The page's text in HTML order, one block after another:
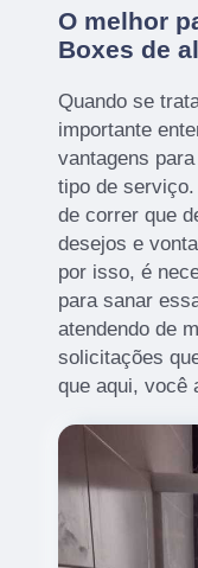
O melhor
Boxes de
Quando se
importante
vantagens
tipo de
de correr que
desejos e
por isso, é
para sanar
atendendo de
solicitações
que aqui, você